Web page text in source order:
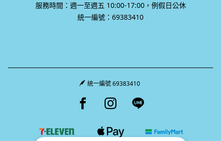
服務時間：週一至週五 10:00-17:00，例假日公休
統一編號：69383410
統一編號 69383410
Facebook page
Instagram page
Line page